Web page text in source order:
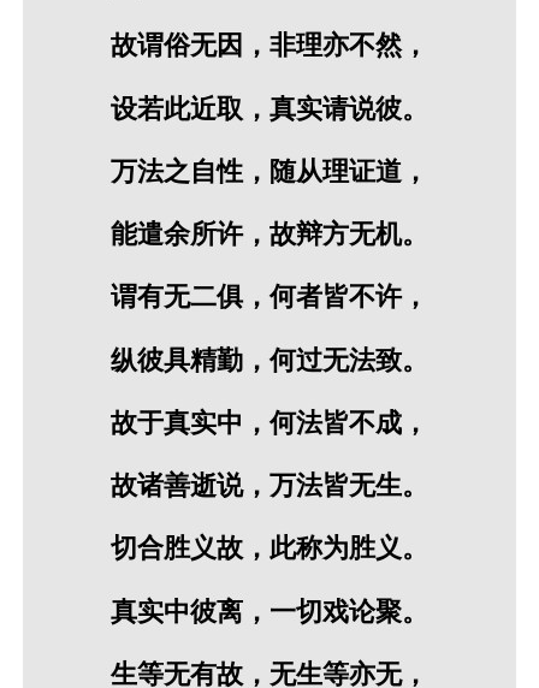
故谓俗无因，非理亦不然，
设若此近取，真实请说彼。
万法之自性，随从理证道，
能遣余所许，故辩方无机。
谓有无二俱，何者皆不许，
纵彼具精勤，何过无法致。
故于真实中，何法皆不成，
故诸善逝说，万法皆无生。
切合胜义故，此称为胜义。
真实中彼离，一切戏论聚。
生等无有故，无生等亦无，